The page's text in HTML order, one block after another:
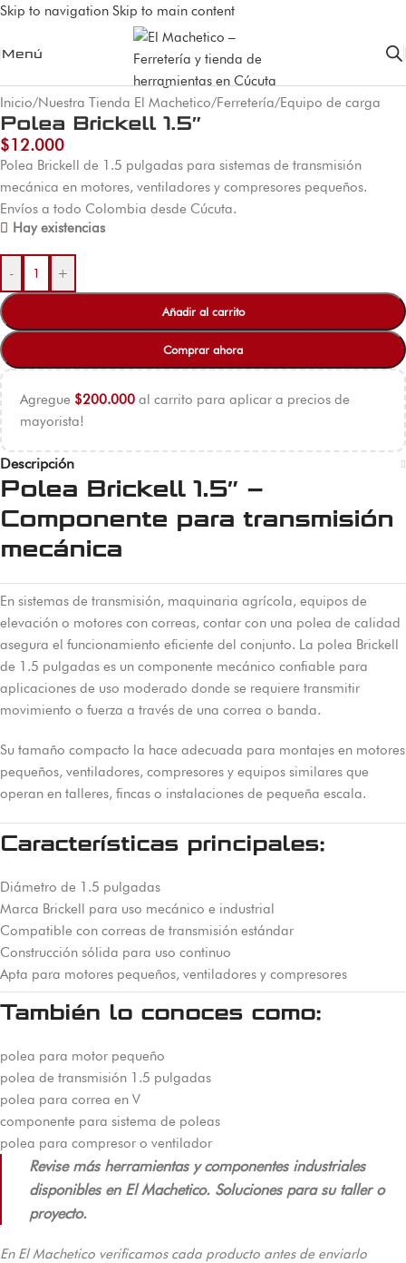
Skip to navigation Skip to main content
Menú
Inicio/Nuestra Tienda El Machetico/Ferretería/Equipo de carga
Polea Brickell 1.5″
$12.000
Polea Brickell de 1.5 pulgadas para sistemas de transmisión
mecánica en motores, ventiladores y compresores pequeños.
Envíos a todo Colombia desde Cúcuta.
Hay existencias
- +
Añadir al carrito
Comprar ahora
Agregue $200.000 al carrito para aplicar a precios de
mayorista!
Descripción
Polea Brickell 1.5″ –
Componente para transmisión
mecánica
En sistemas de transmisión, maquinaria agrícola, equipos de
elevación o motores con correas, contar con una polea de calidad
asegura el funcionamiento eficiente del conjunto. La polea Brickell
de 1.5 pulgadas es un componente mecánico confiable para
aplicaciones de uso moderado donde se requiere transmitir
movimiento o fuerza a través de una correa o banda.
Su tamaño compacto la hace adecuada para montajes en motores
pequeños, ventiladores, compresores y equipos similares que
operan en talleres, fincas o instalaciones de pequeña escala.
Características principales:
Diámetro de 1.5 pulgadas
Marca Brickell para uso mecánico e industrial
Compatible con correas de transmisión estándar
Construcción sólida para uso continuo
Apta para motores pequeños, ventiladores y compresores
También lo conoces como:
polea para motor pequeño
polea de transmisión 1.5 pulgadas
polea para correa en V
componente para sistema de poleas
polea para compresor o ventilador
Revise más herramientas y componentes industriales
disponibles en El Machetico. Soluciones para su taller o
proyecto.
En El Machetico verificamos cada producto antes de enviarlo